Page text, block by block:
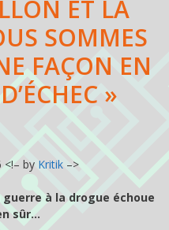
ET LA
SOMMES
FAÇON EN
»
<!– by Kritik –>
à la drogue échoue
sûr…